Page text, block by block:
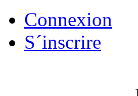
Connexion
S´inscrire